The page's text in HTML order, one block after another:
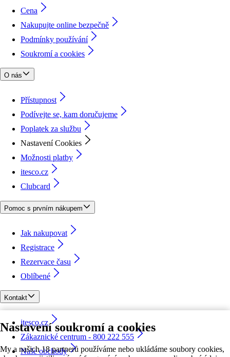
Nastavení soukromí a cookies
My a našich 18 partnerů používáme nebo ukládáme soubory cookies,
Cena
Nakupujte online bezpečně
Podmínky používání
Soukromí a cookies
O nás
Přístupnost
Podívejte se, kam doručujeme
Poplatek za službu
Nastavení Cookies
Možnosti platby
itesco.cz
Clubcard
Pomoc s prvním nákupem
Jak nakupovat
Registrace
Rezervace času
Oblíbené
Kontakt
itesco.cz
Zákaznické centrum - 800 222 555
Naše obchody